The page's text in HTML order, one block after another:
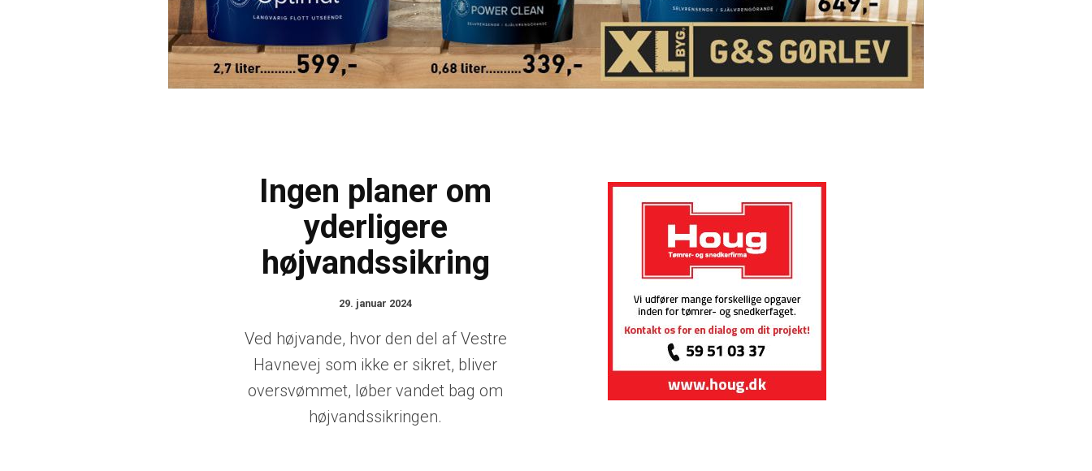
Ingen planer om
yderligere
højvandssikring
29. januar 2024
Ved højvande, hvor den del af Vestre
Havnevej som ikke er sikret, bliver
oversvømmet, løber vandet bag om
højvandssikringen.